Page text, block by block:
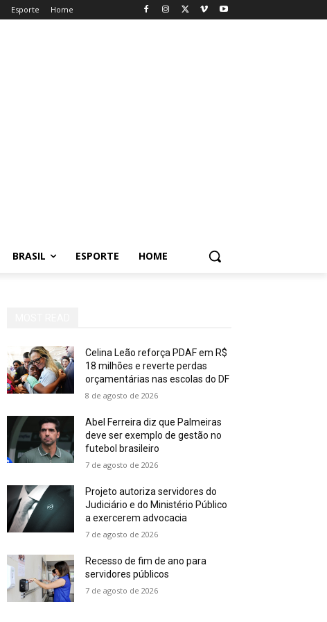
Esporte Home
BRASIL ESPORTE HOME
Celina Leão reforça PDAF em R$
18 milhões e reverte perdas
orçamentárias nas escolas do DF
8 de agosto de 2026
Abel Ferreira diz que Palmeiras
deve ser exemplo de gestão no
futebol brasileiro
7 de agosto de 2026
Projeto autoriza servidores do
Judiciário e do Ministério Público
a exercerem advocacia
7 de agosto de 2026
Recesso de fim de ano para
servidores públicos
7 de agosto de 2026